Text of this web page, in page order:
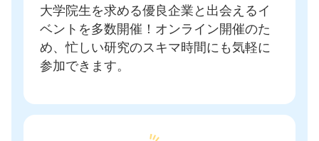
大学院生を求める優良企業と出会えるイ
ベントを多数開催 ！オンライン開催のた
め、忙しい研究のスキマ時間にも気軽に
参加できます。